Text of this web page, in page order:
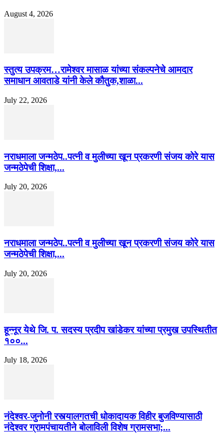
August 4, 2026
स्तुत्य उपक्रम…रामेश्वर मासाळ यांच्या संकल्पनेचे आमदार
समाधान आवताडे यांनी केले कौतुक,शाळा...
July 22, 2026
नराधमाला जन्मठेप..पत्नी व मुलीच्या खून प्रकरणी संजय कोरे यास
जन्मठेपेची शिक्षा,...
July 20, 2026
नराधमाला जन्मठेप..पत्नी व मुलीच्या खून प्रकरणी संजय कोरे यास
जन्मठेपेची शिक्षा,...
July 20, 2026
हून्नूर येथे जि. प. सदस्य प्रदीप खांडेकर यांच्या प्रमुख उपस्थितीत
१००...
July 18, 2026
नंदेश्वर-जुनोनी रस्त्यालगतची धोकादायक विहीर बुजविण्यासाठी
नंदेश्वर ग्रामपंचायतीने बोलाविली विशेष ग्रामसभा;...